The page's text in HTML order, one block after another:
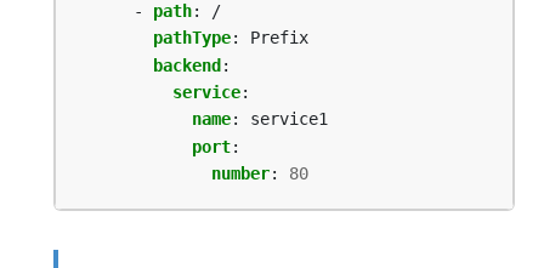
- path:
/
pathType:
Prefix
backend :
service:
name:
service1
port:
number: 80